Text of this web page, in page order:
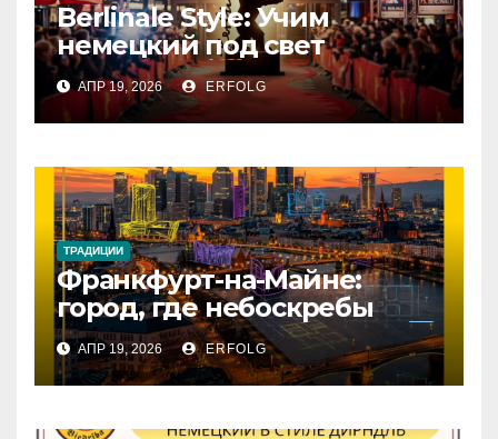
Berlinale Style: Учим
немецкий под свет
софитов!
АПР 19, 2026 ERFOLG
ТРАДИЦИИ
Франкфурт-на-Майне:
город, где небоскребы
встречаются с историей!
АПР 19, 2026 ERFOLG